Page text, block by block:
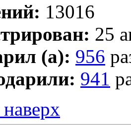
13016
25
(а): 956
941